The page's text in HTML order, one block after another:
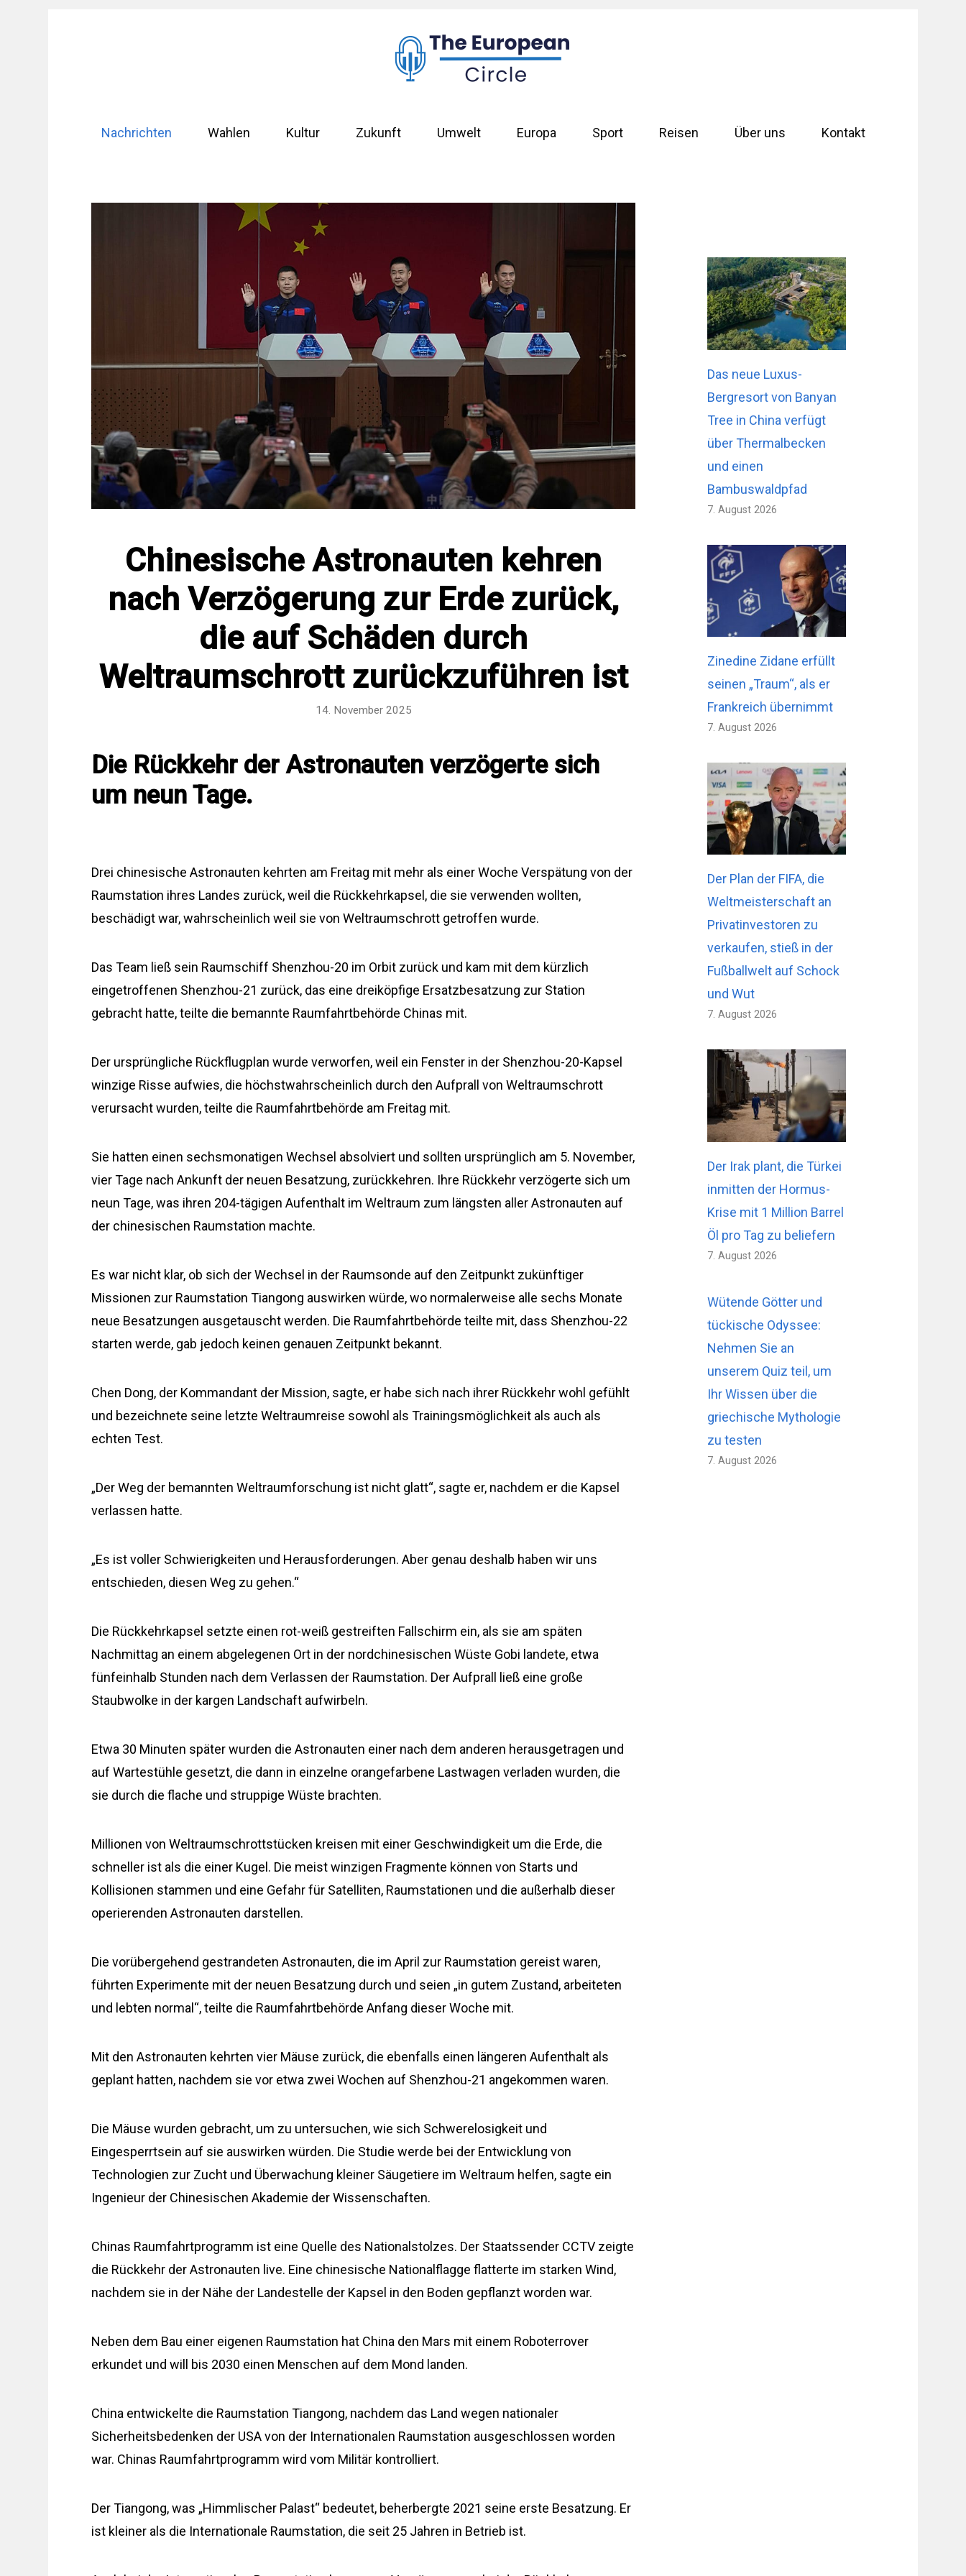
Nachrichten Wahlen Kultur Zukunft Umwelt Europa Sport Reisen Über uns Kontakt
Chinesische Astronauten kehren
nach Verzögerung zur Erde zurück,
die auf Schäden durch
Weltraumschrott zurückzuführen ist
14. November 2025
Die Rückkehr der Astronauten verzögerte sich
um neun Tage.
Drei chinesische Astronauten kehrten am Freitag mit mehr als einer Woche Verspätung von der
Raumstation ihres Landes zurück, weil die Rückkehrkapsel, die sie verwenden wollten,
beschädigt war, wahrscheinlich weil sie von Weltraumschrott getroffen wurde.
Das Team ließ sein Raumschiff Shenzhou-20 im Orbit zurück und kam mit dem kürzlich
eingetroffenen Shenzhou-21 zurück, das eine dreiköpfige Ersatzbesatzung zur Station
gebracht hatte, teilte die bemannte Raumfahrtbehörde Chinas mit.
Der ursprüngliche Rückflugplan wurde verworfen, weil ein Fenster in der Shenzhou-20-Kapsel
winzige Risse aufwies, die höchstwahrscheinlich durch den Aufprall von Weltraumschrott
verursacht wurden, teilte die Raumfahrtbehörde am Freitag mit.
Sie hatten einen sechsmonatigen Wechsel absolviert und sollten ursprünglich am 5. November,
vier Tage nach Ankunft der neuen Besatzung, zurückkehren. Ihre Rückkehr verzögerte sich um
neun Tage, was ihren 204-tägigen Aufenthalt im Weltraum zum längsten aller Astronauten auf
der chinesischen Raumstation machte.
Es war nicht klar, ob sich der Wechsel in der Raumsonde auf den Zeitpunkt zukünftiger
Missionen zur Raumstation Tiangong auswirken würde, wo normalerweise alle sechs Monate
neue Besatzungen ausgetauscht werden. Die Raumfahrtbehörde teilte mit, dass Shenzhou-22
starten werde, gab jedoch keinen genauen Zeitpunkt bekannt.
Chen Dong, der Kommandant der Mission, sagte, er habe sich nach ihrer Rückkehr wohl gefühlt
und bezeichnete seine letzte Weltraumreise sowohl als Trainingsmöglichkeit als auch als
echten Test.
„Der Weg der bemannten Weltraumforschung ist nicht glatt“, sagte er, nachdem er die Kapsel
verlassen hatte.
„Es ist voller Schwierigkeiten und Herausforderungen. Aber genau deshalb haben wir uns
entschieden, diesen Weg zu gehen.“
Die Rückkehrkapsel setzte einen rot-weiß gestreiften Fallschirm ein, als sie am späten
Nachmittag an einem abgelegenen Ort in der nordchinesischen Wüste Gobi landete, etwa
fünfeinhalb Stunden nach dem Verlassen der Raumstation. Der Aufprall ließ eine große
Staubwolke in der kargen Landschaft aufwirbeln.
Etwa 30 Minuten später wurden die Astronauten einer nach dem anderen herausgetragen und
auf Wartestühle gesetzt, die dann in einzelne orangefarbene Lastwagen verladen wurden, die
sie durch die flache und struppige Wüste brachten.
Millionen von Weltraumschrottstücken kreisen mit einer Geschwindigkeit um die Erde, die
schneller ist als die einer Kugel. Die meist winzigen Fragmente können von Starts und
Kollisionen stammen und eine Gefahr für Satelliten, Raumstationen und die außerhalb dieser
operierenden Astronauten darstellen.
Die vorübergehend gestrandeten Astronauten, die im April zur Raumstation gereist waren,
führten Experimente mit der neuen Besatzung durch und seien „in gutem Zustand, arbeiteten
und lebten normal“, teilte die Raumfahrtbehörde Anfang dieser Woche mit.
Mit den Astronauten kehrten vier Mäuse zurück, die ebenfalls einen längeren Aufenthalt als
geplant hatten, nachdem sie vor etwa zwei Wochen auf Shenzhou-21 angekommen waren.
Die Mäuse wurden gebracht, um zu untersuchen, wie sich Schwerelosigkeit und
Eingesperrtsein auf sie auswirken würden. Die Studie werde bei der Entwicklung von
Technologien zur Zucht und Überwachung kleiner Säugetiere im Weltraum helfen, sagte ein
Ingenieur der Chinesischen Akademie der Wissenschaften.
Chinas Raumfahrtprogramm ist eine Quelle des Nationalstolzes. Der Staatssender CCTV zeigte
die Rückkehr der Astronauten live. Eine chinesische Nationalflagge flatterte im starken Wind,
nachdem sie in der Nähe der Landestelle der Kapsel in den Boden gepflanzt worden war.
Neben dem Bau einer eigenen Raumstation hat China den Mars mit einem Roboterrover
erkundet und will bis 2030 einen Menschen auf dem Mond landen.
China entwickelte die Raumstation Tiangong, nachdem das Land wegen nationaler
Sicherheitsbedenken der USA von der Internationalen Raumstation ausgeschlossen worden
war. Chinas Raumfahrtprogramm wird vom Militär kontrolliert.
Der Tiangong, was „Himmlischer Palast“ bedeutet, beherbergte 2021 seine erste Besatzung. Er
ist kleiner als die Internationale Raumstation, die seit 25 Jahren in Betrieb ist.
Das neue Luxus-
Bergresort von Banyan
Tree in China verfügt
über Thermalbecken
und einen
Bambuswaldpfad
7. August 2026
Zinedine Zidane erfüllt
seinen „Traum“, als er
Frankreich übernimmt
7. August 2026
Der Plan der FIFA, die
Weltmeisterschaft an
Privatinvestoren zu
verkaufen, stieß in der
Fußballwelt auf Schock
und Wut
7. August 2026
Der Irak plant, die Türkei
inmitten der Hormus-
Krise mit 1 Million Barrel
Öl pro Tag zu beliefern
7. August 2026
Wütende Götter und
tückische Odyssee:
Nehmen Sie an
unserem Quiz teil, um
Ihr Wissen über die
griechische Mythologie
zu testen
7. August 2026